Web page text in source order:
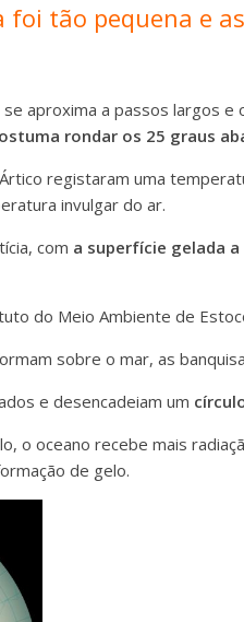
tão pequena e
aproxima a passos largos e
rondar os 25 graus
registaram uma
invulgar do ar.
com a superfície gelada
do Meio Ambiente de
sobre o mar, as
e desencadeiam um
o oceano recebe mais
de gelo.